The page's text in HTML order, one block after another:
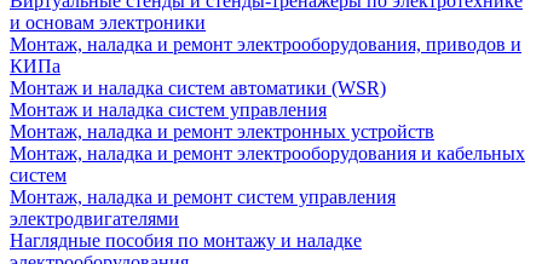
и основам электроники
Монтаж, наладка и ремонт электрооборудования, приводов и
КИПа
Монтаж и наладка систем автоматики (WSR)
Монтаж и наладка систем управления
Монтаж, наладка и ремонт электронных устройств
Монтаж, наладка и ремонт электрооборудования и кабельных
систем
Монтаж, наладка и ремонт систем управления
электродвигателями
Наглядные пособия по монтажу и наладке